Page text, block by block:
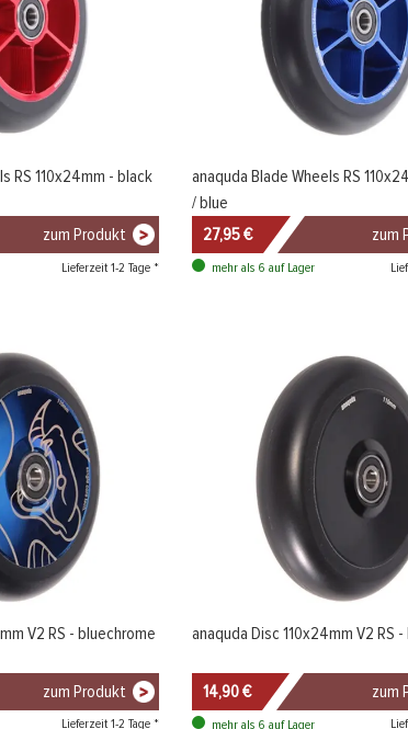
RS 110x24mm - black
zum Produkt
Lieferzeit 1-2 Tage *
anaquda Blade Wheels RS
/ blue
27,95 €
zum
mehr als 6 auf Lager
V2 RS - bluechrome
zum Produkt
Lieferzeit 1-2 Tage *
anaquda Disc 110x24mm V2 RS
14,90 € zum
mehr als 6 auf Lager